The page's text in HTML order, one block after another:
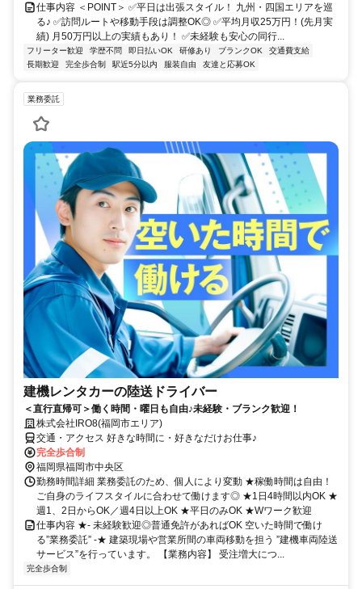
仕事内容 ＜POINT＞ ✅平日は出張スタイル！ 九州・四国エリアを巡
る♪ ✅訪問ルートや移動手段は調整OK◎ ✅平均月収25万円！(先月実
績) 月50万円以上の実績もあり！ ✅未経験も安心の同行...
フリーター歓迎 学歴不問 即日払いOK 研修あり ブランクOK
交通費支給
長期歓迎
完全歩合制 駅近5分以内 服装自由 友達と応募OK
業務委託
建機レンタカーの陸送ドライバー
＜直行直帰可＞働く時間・曜日も自由♪未経験・ブランク歓迎！
株式会社IRO8(福岡市エリア)
交通・アクセス 好きな時間に・好きなだけお仕事♪
完全歩合制
福岡県福岡市中央区
勤務時間詳細 業務委託のため、個人により変動 ★稼働時間は自由！
ご自身のライフスタイルに合わせて働けます◎ ★1日4時間以内OK ★
週1、2日からOK／週4日以上OK ★平日のみOK ★Wワーク歓迎
仕事内容 ★- 未経験歓迎◎普通免許があればOK 空いた時間で働け
る”業務委託” -★ 建築現場や営業所間の車両移動を担う ”建機車両陸送
サービス”を行っています。 【業務内容】 受注増大につ...
完全歩合制